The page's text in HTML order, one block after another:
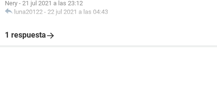
Nery - 21 jul 2021 a las 23:12
luna20122 - 22 jul 2021 a las 04:43
1 respuesta